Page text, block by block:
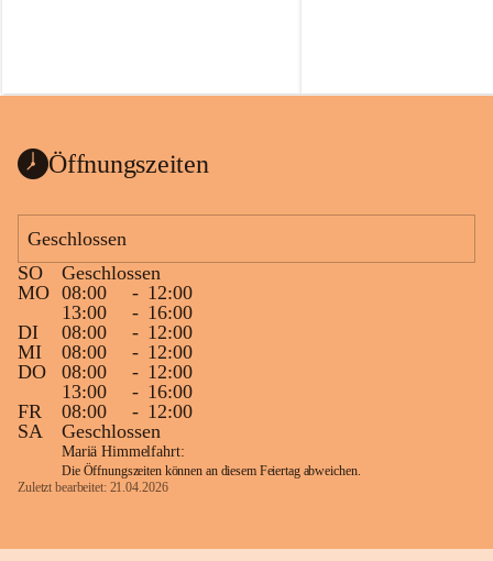
Wanduhr (!) benutzt und musste
Das Gemeindeamt freut sich sehr über die
Spende >lesenswerter< Bücher und
vorsortiert in die Bücherzelle eingeräumt
werden können.
Gleichzeitig möchten wir uns bei all Jenen
sehr herzlich bedanken, die bereits viele
tolle Bücher spendiert haben.
Gesundheit, Gelassenheit
Öffnungszeiten
Geschlossen
SO
Geschlossen
MO 08:00 - 12:00
13:00
- 16:00
DI
08:00 - 12:00
MI
08:00 - 12:00
DO
08:00 - 12:00
13:00
- 16:00
FR
08:00 - 12:00
SA
Geschlossen
Mariä Himmelfahrt:
Die Öffnungszeiten können an diesem Feiertag abweichen.
Zuletzt bearbeitet: 21.04.2026